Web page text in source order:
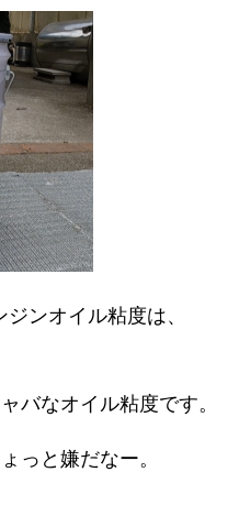
ンオイル粘度は、
バなオイル粘度です。
っと嫌だなー。